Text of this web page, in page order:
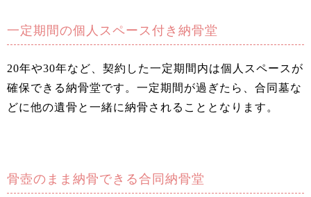
一定期間の個人スペース付き納骨堂
20年や30年など、契約した一定期間内は個人スペースが
確保できる納骨堂です。一定期間が過ぎたら、合同墓な
どに他の遺骨と一緒に納骨されることとなります。
骨壺のまま納骨できる合同納骨堂